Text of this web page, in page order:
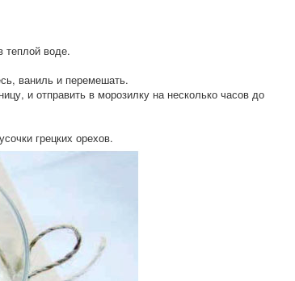
теплой воде.
ваниль и перемешать.
и отправить в морозилку на несколько часов до
грецких орехов.